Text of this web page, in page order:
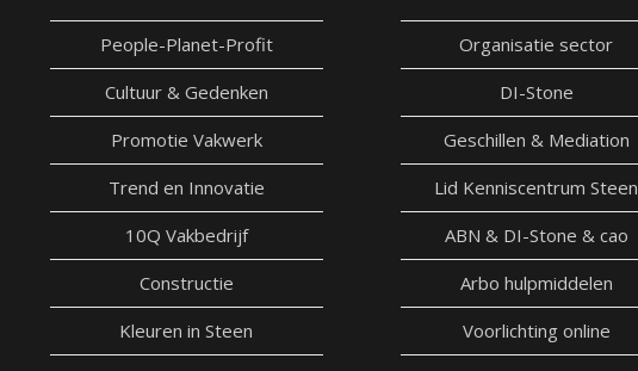
People-Planet-Profit
Cultuur & Gedenken
Promotie Vakwerk
Trend en Innovatie
10Q Vakbedrijf
Constructie
Kleuren in Steen
Organisatie sector
DI-Stone
Geschillen & Mediation
Lid Kenniscentrum Steen
ABN & DI-Stone & cao
Arbo hulpmiddelen
Voorlichting online